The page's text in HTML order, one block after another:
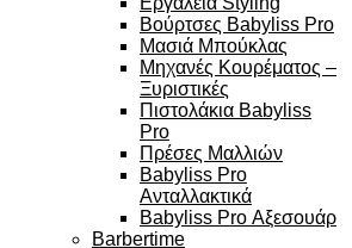
Βούρτσες Babyliss Pro
Μασιά Μπούκλας
Μηχανές Κουρέματος –
Ξυριστικές
Πιστολάκια Babyliss
Pro
Πρέσες Μαλλιών
Babyliss Pro
Ανταλλακτικά
Babyliss Pro Αξεσουάρ
Barbertime